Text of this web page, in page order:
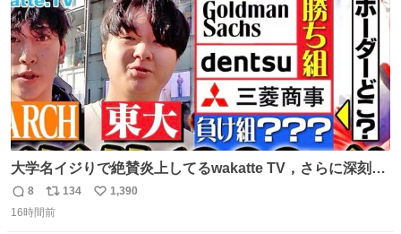
大学名イジりで絶賛炎上してるwakatte TV，さらに深刻な
問題はこっちでは？ ・都内の特定企業に入るのを極度に推
奨し，それ以外の地域で堅実に生きるのを周縁化する ・恋
返
信
8
リ
ポ
134
い
1,390
16時間前